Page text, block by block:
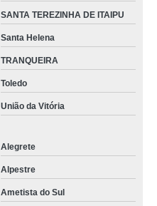
SANTA TEREZINHA DE ITAIPU
Santa Helena
TRANQUEIRA
Toledo
União da Vitória
Alegrete
Alpestre
Ametista do Sul